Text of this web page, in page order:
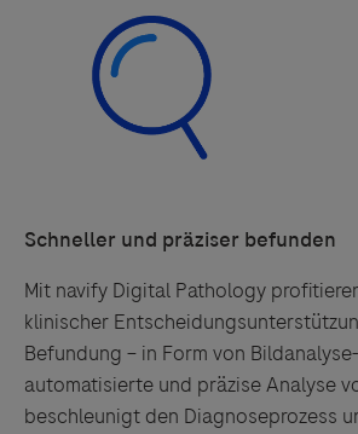
Schneller und präziser befunden
Mit navify Digital Pathology
klinischer
Befundung – in Form von
automatisierte und präzise Analyse
beschleunigt den Diagnoseprozess